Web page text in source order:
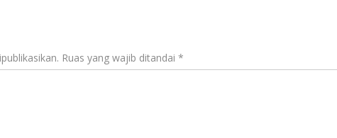
Ruas yang wajib ditandai *